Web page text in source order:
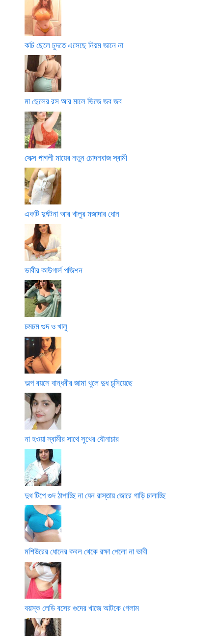
কচি ছেলে চুদতে এসেছে নিয়ম জানে না
মা ছেলের রস আর মালে ভিজে জব জব
সেক্স পাগলী মায়ের নতুন চোদনবাজ স্বামী
একটি দুর্ঘটনা আর খালুর মজাদার ধোন
ভাবীর কাউগার্ল পজিশন
চমচম গুদ ও খালু
অল্প বয়সে বান্ধবীর জামা খুলে দুধ চুসিয়েছে
না হওয়া স্বামীর সাথে সুখের যৌনাচার
দুধ টিপে গুদ ঠাপাচ্ছি না যেন রাস্তায় জোরে গাড়ি চালাচ্ছি
মশিউরের ধোনের কবল থেকে রক্ষা পেলো না ভাবী
বয়স্ক লেডি বসের গুদের খাজে আটকে গেলাম